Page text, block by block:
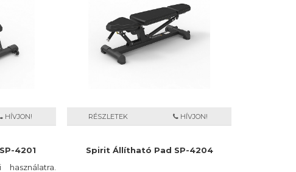
HÍVJON!
4201
RÉSZLETEK HÍVJON!
Spirit Állítható Pad SP-4204